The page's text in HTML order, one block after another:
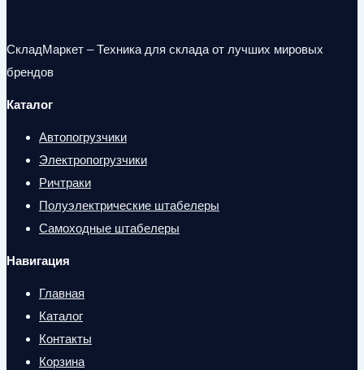
СкладМаркет – Техника для склада от лучших мировых
брендов
Каталог
Автопогрузчики
Электропогрузчики
Ричтраки
Полуэлектрические штабелеры
Самоходные штабелеры
Навигация
Главная
Каталог
Контакты
Корзина